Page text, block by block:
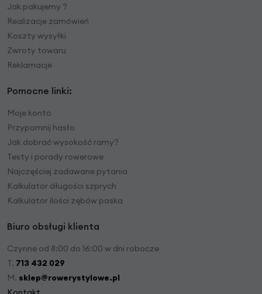
Jak pakujemy ?
Realizacje zamówień
Koszty wysyłki
Zwroty towaru
Reklamacje
Pomocne linki:
Moje konto
Przypomnij hasło
Jak dobrać wysokość ramy?
Testy i porady rowerowe
Najczęściej zadawane pytania
Kalkulator długości szprych
Kalkulator ilości zębów paska
Biuro obsługi klienta
Czynne od 8:00 do 16:00 w dni robocze
T. 713 432 029
M. sklep@rowerystylowe.pl